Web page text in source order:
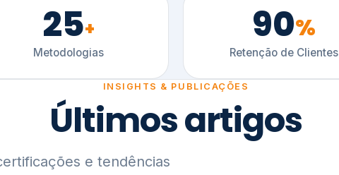
25+
Metodologias
90%
Retenção de Clientes
INSIGHTS & PUBLICAÇÕES
Últimos artigos
e tendências